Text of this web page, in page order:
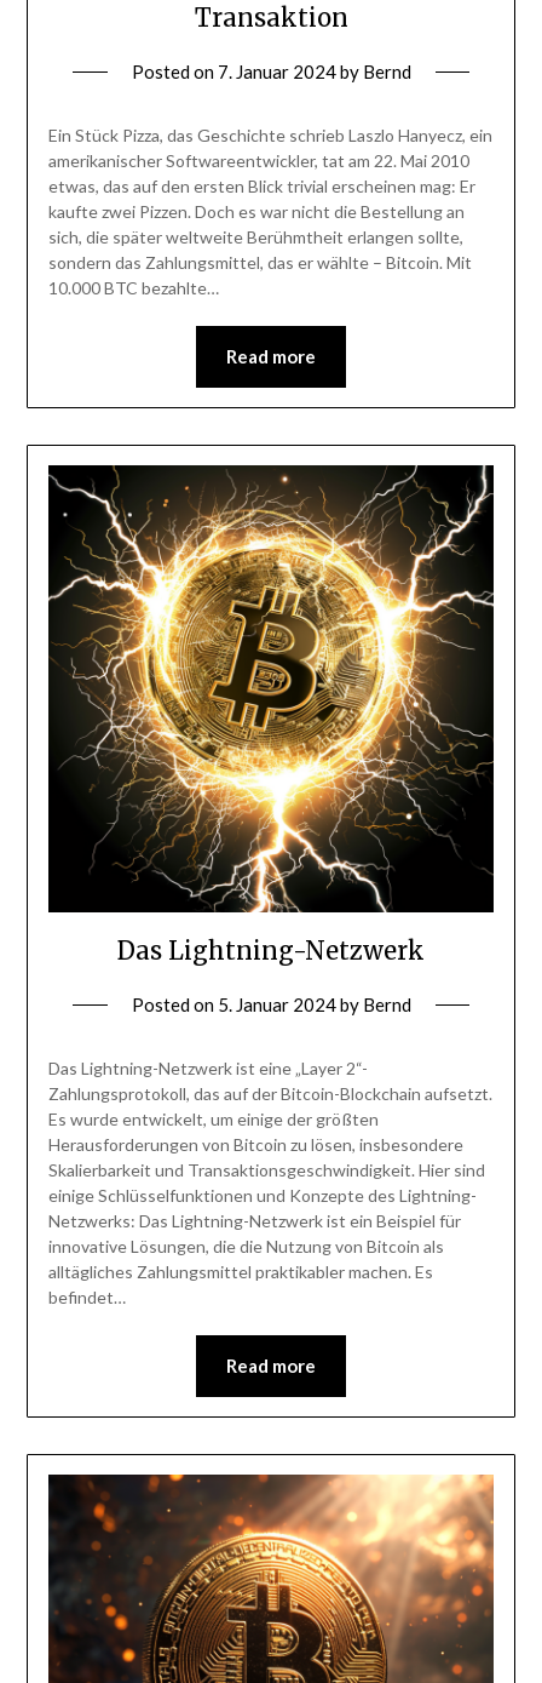
Transaktion
Posted on 7. Januar 2024by Bernd
Ein Stück Pizza, das Geschichte schrieb Laszlo Hanyecz, ein
amerikanischer Softwareentwickler, tat am 22. Mai 2010
etwas, das auf den ersten Blick trivial erscheinen mag: Er
kaufte zwei Pizzen. Doch es war nicht die Bestellung an
sich, die später weltweite Berühmtheit erlangen sollte,
sondern das Zahlungsmittel, das er wählte – Bitcoin. Mit
10.000 BTC bezahlte…
Read more
Das Lightning-Netzwerk
Posted on 5. Januar 2024by Bernd
Das Lightning-Netzwerk ist eine „Layer 2“-
Zahlungsprotokoll, das auf der Bitcoin-Blockchain aufsetzt.
Es wurde entwickelt, um einige der größten
Herausforderungen von Bitcoin zu lösen, insbesondere
Skalierbarkeit und Transaktionsgeschwindigkeit. Hier sind
einige Schlüsselfunktionen und Konzepte des Lightning-
Netzwerks: Das Lightning-Netzwerk ist ein Beispiel für
innovative Lösungen, die die Nutzung von Bitcoin als
alltägliches Zahlungsmittel praktikabler machen. Es
befindet…
Read more